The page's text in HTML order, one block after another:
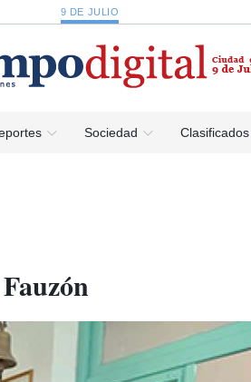
9 DE JULIO
Sociedad Clasificados